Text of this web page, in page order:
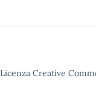
Creative